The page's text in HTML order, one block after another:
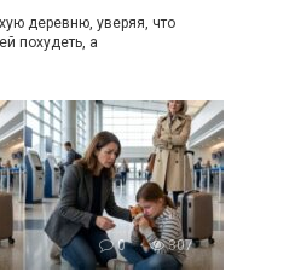
деревню, уверяя, что
похудеть, а
0 307